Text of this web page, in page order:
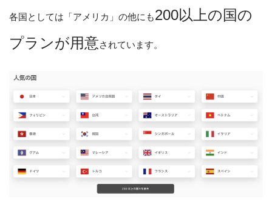
各国としては「アメリカ」の他にも200以上の国の
プランが用意されています。